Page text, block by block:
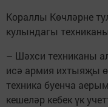
Кораллы Көчләрне
кулындагы
– Шәхси техниканы
исә армия ихтыяҗы
техника буенча
кешеләр кебек үк